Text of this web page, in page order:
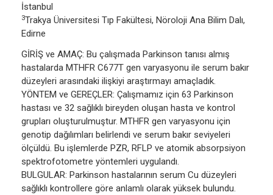
İstanbul
3Trakya Üniversitesi Tıp Fakültesi, Nöroloji Ana Bilim Dalı,
Edirne
GİRİŞ ve AMAÇ: Bu çalışmada Parkinson tanısı almış
hastalarda MTHFR C677T gen varyasyonu ile serum bakır
düzeyleri arasındaki ilişkiyi araştırmayı amaçladık.
YÖNTEM ve GEREÇLER: Çalışmamız için 63 Parkinson
hastası ve 32 sağlıklı bireyden oluşan hasta ve kontrol
grupları oluşturulmuştur. MTHFR gen varyasyonu için
genotip dağılımları belirlendi ve serum bakır seviyeleri
ölçüldü. Bu işlemlerde PZR, RFLP ve atomik absorpsiyon
spektrofotometre yöntemleri uygulandı.
BULGULAR: Parkinson hastalarının serum Cu düzeyleri
sağlıklı kontrollere göre anlamlı olarak yüksek bulundu.